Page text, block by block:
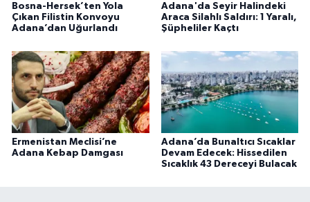
Bosna-Hersek’ten Yola
Çıkan Filistin Konvoyu
Adana’dan Uğurlandı
Adana'da Seyir Halindeki
Araca Silahlı Saldırı: 1 Yaralı,
Şüpheliler Kaçtı
Ermenistan Meclisi’ne
Adana Kebap Damgası
Adana’da Bunaltıcı Sıcaklar
Devam Edecek: Hissedilen
Sıcaklık 43 Dereceyi Bulacak